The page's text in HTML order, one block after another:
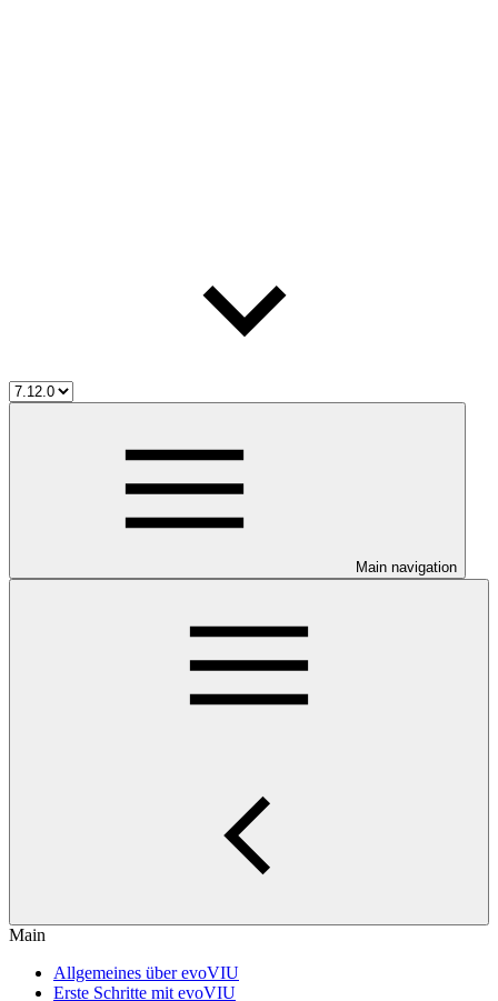
Main navigation
Main
Allgemeines über evoVIU
Erste Schritte mit evoVIU